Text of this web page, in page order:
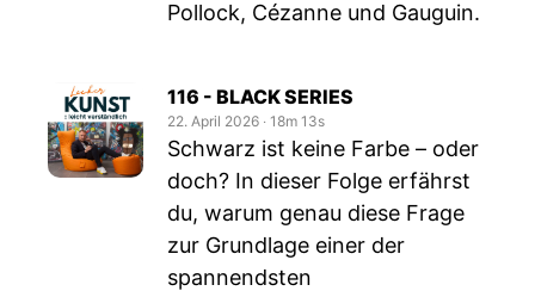
Pollock, Cézanne und Gauguin.
116 - BLACK SERIES
22. April 2026 ‧ 18m 13s
Schwarz ist keine Farbe – oder
doch? In dieser Folge erfährst
du, warum genau diese Frage
zur Grundlage einer der
spannendsten